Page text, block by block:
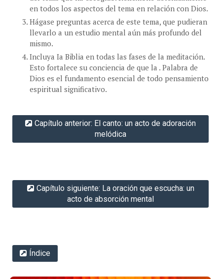
en todos los aspectos del tema en relación con Dios.
Hágase preguntas acerca de este tema, que pudieran
llevarlo a un estudio mental aún más profundo del
mismo.
Incluya Ia Biblia en todas las fases de la meditación.
Esto fortalece su conciencia de que la . Palabra de
Dios es el fundamento esencial de todo pensamiento
espiritual significativo.
Capítulo anterior: El canto: un acto de adoración
melódica
Capítulo siguiente: La oración que escucha: un
acto de absorción mental
Índice